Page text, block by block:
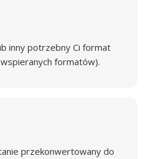
inny potrzebny Ci format
formatów).
przekonwertowany do